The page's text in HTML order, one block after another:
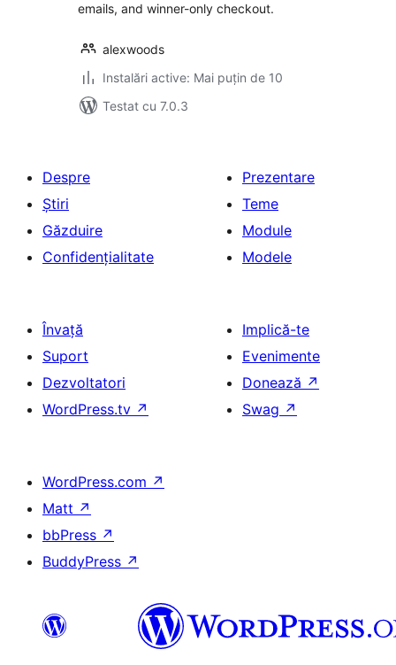
emails, and winner-only checkout.
alexwoods
Instalări active: Mai puțin de 10
Testat cu 7.0.3
Despre
Știri
Găzduire
Confidențialitate
Prezentare
Teme
Module
Modele
Învață
Suport
Dezvoltatori
WordPress.tv ↗
Implică-te
Evenimente
Donează ↗
Swag ↗
WordPress.com ↗
Matt ↗
bbPress ↗
BuddyPress ↗